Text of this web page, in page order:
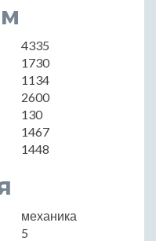
4335
1730
1134
2600
130
1467
1448
механика
5